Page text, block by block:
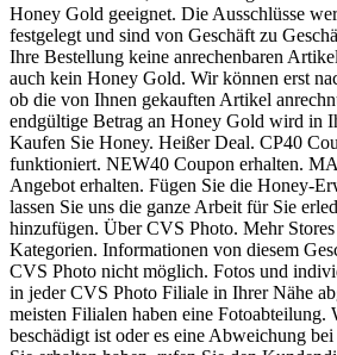
Honey Gold geeignet. Die Ausschlüsse
festgelegt und sind von Geschäft zu
Ihre Bestellung keine anrechenbaren
auch kein Honey Gold. Wir können erst
ob die von Ihnen gekauften Artikel
endgültige Betrag an Honey Gold wird in
Kaufen Sie Honey. Heißer Deal. CP40
funktioniert. NEW40 Coupon erhalten.
Angebot erhalten. Fügen Sie die Honey-
lassen Sie uns die ganze Arbeit für Sie
hinzufügen. Über CVS Photo. Mehr
Kategorien. Informationen von diesem
CVS Photo nicht möglich. Fotos und
in jeder CVS Photo Filiale in Ihrer Nähe
meisten Filialen haben eine Fotoabteilung.
beschädigt ist oder es eine Abweichung